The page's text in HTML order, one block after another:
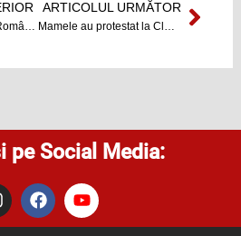
Clusterul Apelor din România, lansat la Cluj
ARTICOLUL URMĂTOR
Mamele au protestat la Cluj-Napoca Next
pe Social Media:
F
a
c
Y
o
u